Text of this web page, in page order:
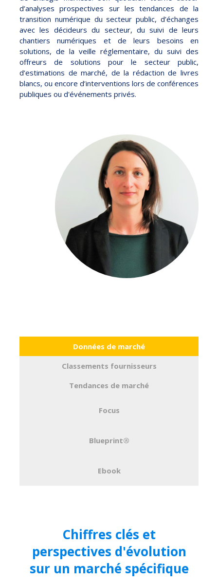
d’analyses prospectives sur les tendances de la
transition numérique du secteur public, d’échanges
avec les décideurs du secteur, du suivi de leurs
chantiers numériques et de leurs besoins en
solutions, de la veille réglementaire, du suivi des
offreurs de solutions pour le secteur public,
d’estimations de marché, de la rédaction de livres
blancs, ou encore d’interventions lors de conférences
publiques ou d'événements privés.
Données de marché
Classements fournisseurs
Tendances de marché
Focus
Blueprint®
Ebook
Chiffres clés et
perspectives d'évolution
sur un marché spécifique